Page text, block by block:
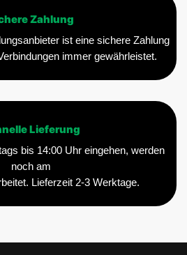
Zahlung
ist eine sichere Zahlung
immer gewährleistet.
Lieferung
bis 14:00 Uhr eingehen, werden
noch am
Lieferzeit 2-3 Werktage.